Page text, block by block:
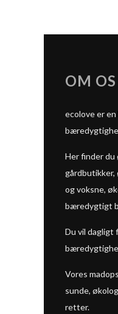
OM OS
ecolove er
Her finder du
gårdbutikker,
og voksne,
bæredygtigt
Du vil dagligt
Vores
sunde,
retter.